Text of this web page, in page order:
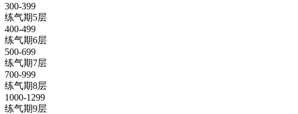
300-399
练气期5层
400-499
练气期6层
500-699
练气期7层
700-999
练气期8层
1000-1299
练气期9层